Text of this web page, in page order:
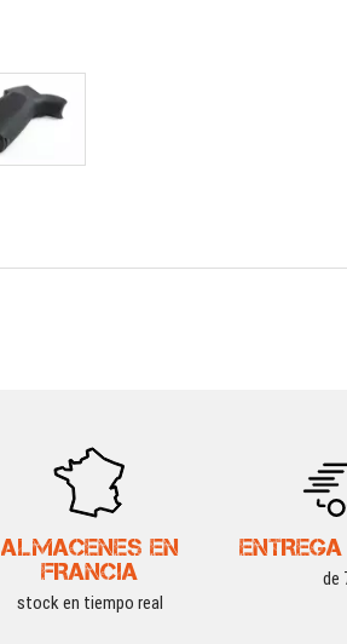
ALMACENES EN
FRANCIA
stock en tiempo real
de